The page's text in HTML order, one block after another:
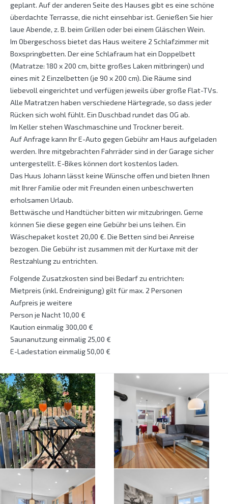
geplant. Auf der anderen Seite des Hauses gibt es eine schöne
überdachte Terrasse, die nicht einsehbar ist. Genießen Sie hier
laue Abende, z. B. beim Grillen oder bei einem Gläschen Wein.
Im Obergeschoss bietet das Haus weitere 2 Schlafzimmer mit
Boxspringbetten. Der eine Schlafraum hat ein Doppelbett
(Matratze: 180 x 200 cm, bitte großes Laken mitbringen) und
eines mit 2 Einzelbetten (je 90 x 200 cm). Die Räume sind
liebevoll eingerichtet und verfügen jeweils über große Flat-TVs.
Alle Matratzen haben verschiedene Härtegrade, so dass jeder
Rücken sich wohl fühlt. Ein Duschbad rundet das OG ab.
Im Keller stehen Waschmaschine und Trockner bereit.
Auf Anfrage kann Ihr E-Auto gegen Gebühr am Haus aufgeladen
werden. Ihre mitgebrachten Fahrräder sind in der Garage sicher
untergestellt. E-Bikes können dort kostenlos laden.
Das Huus Johann lässt keine Wünsche offen und bieten Ihnen
mit Ihrer Familie oder mit Freunden einen unbeschwerten
erholsamen Urlaub.
Bettwäsche und Handtücher bitten wir mitzubringen. Gerne
können Sie diese gegen eine Gebühr bei uns leihen. Ein
Wäschepaket kostet 20,00 €. Die Betten sind bei Anreise
bezogen. Die Gebühr ist zusammen mit der Kurtaxe mit der
Restzahlung zu entrichten.
Folgende Zusatzkosten sind bei Bedarf zu entrichten:
Mietpreis (inkl. Endreinigung) gilt für max. 2 Personen
Aufpreis je weitere
Person je Nacht 10,00 €
Kaution einmalig 300,00 €
Saunanutzung einmalig 25,00 €
E-Ladestation einmalig 50,00 €